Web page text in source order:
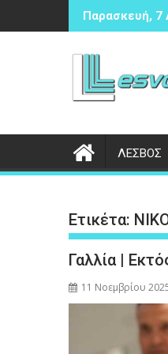
στο
Παρασκευή, 7
Δικογραφία σε βάρος
ΛΕΣΒΟΣ
Ετικέτα:
Γαλλία |
11 Νοεμβρίου